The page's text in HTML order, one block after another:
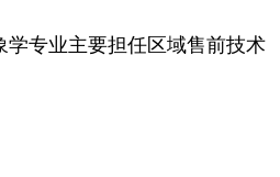
专业主要担任区域售前技术